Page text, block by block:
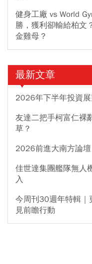
健身工廠 vs World
勝，獲利卻輸給柏文
金雞母？
最新文章
2026年下半年投資
友達二把手柯富仁裸
草？
2026前進大南方論壇
佳世達集團艦隊無人
入
今周刊30週年特輯｜
見前瞻行動